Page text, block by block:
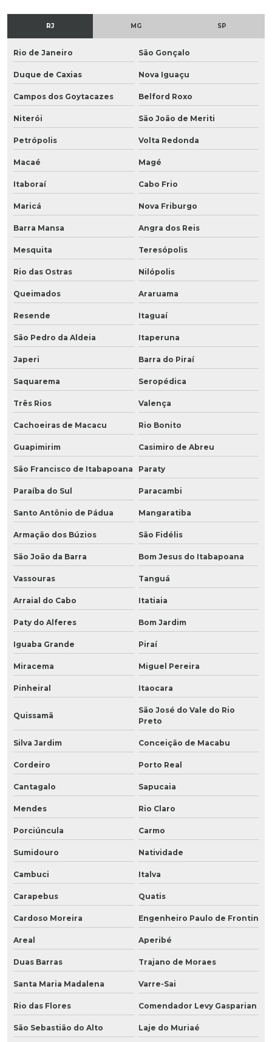
RJ MG SP
Rio de Janeiro São Gonçalo
Duque de Caxias Nova Iguaçu
Campos dos Goytacazes Belford Roxo
Niterói São João de Meriti
Petrópolis Volta Redonda
Macaé Magé
Itaboraí Cabo Frio
Maricá Nova Friburgo
Barra Mansa Angra dos Reis
Mesquita Teresópolis
Rio das Ostras Nilópolis
Queimados Araruama
Resende Itaguaí
São Pedro da Aldeia Itaperuna
Japeri Barra do Piraí
Saquarema Seropédica
Três Rios Valença
Cachoeiras de Macacu Rio Bonito
Guapimirim Casimiro de Abreu
São Francisco de Itabapoana Paraty
Paraíba do Sul Paracambi
Santo Antônio de Pádua Mangaratiba
Armação dos Búzios São Fidélis
São João da Barra Bom Jesus do Itabapoana
Vassouras Tanguá
Arraial do Cabo Itatiaia
Paty do Alferes Bom Jardim
Iguaba Grande Piraí
Miracema Miguel Pereira
Pinheiral Itaocara
Quissamã
São José do Vale do Rio
Preto
Silva Jardim Conceição de Macabu
Cordeiro Porto Real
Cantagalo Sapucaia
Mendes Rio Claro
Porciúncula Carmo
Sumidouro Natividade
Cambuci Italva
Carapebus Quatis
Cardoso Moreira Engenheiro Paulo de Frontin
Areal Aperibé
Duas Barras Trajano de Moraes
Santa Maria Madalena Varre-Sai
Rio das Flores Comendador Levy Gasparian
São Sebastião do Alto Laje do Muriaé